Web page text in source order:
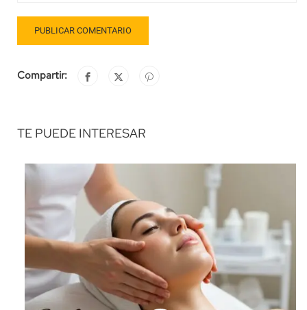
Compartir:
TE PUEDE INTERESAR